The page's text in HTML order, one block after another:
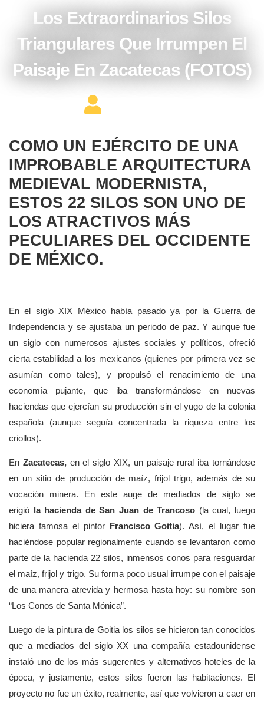
Los Extraordinarios Silos
Triangulares Que Irrumpen El
Paisaje En Zacatecas (FOTOS)
COMO UN EJÉRCITO DE UNA
IMPROBABLE ARQUITECTURA
MEDIEVAL MODERNISTA,
ESTOS 22 SILOS SON UNO DE
LOS ATRACTIVOS MÁS
PECULIARES DEL OCCIDENTE
DE MÉXICO.
En el siglo XIX México había pasado ya por la Guerra de
Independencia y se ajustaba un periodo de paz. Y aunque fue
un siglo con numerosos ajustes sociales y políticos, ofreció
cierta estabilidad a los mexicanos (quienes por primera vez se
asumían como tales), y propulsó el renacimiento de una
economía pujante, que iba transformándose en nuevas
haciendas que ejercían su producción sin el yugo de la colonia
española (aunque seguía concentrada la riqueza entre los
criollos).
En Zacatecas,en el siglo XIX, un paisaje rural iba tornándose
en un sitio de producción de maíz, frijol trigo, además de su
vocación minera. En este auge de mediados de siglo se
erigió la hacienda de San Juan de Trancoso (la cual, luego
hiciera famosa el pintor Francisco Goitia). Así, el lugar fue
haciéndose popular regionalmente cuando se levantaron como
parte de la hacienda 22 silos, inmensos conos para resguardar
el maíz, frijol y trigo. Su forma poco usual irrumpe con el paisaje
de una manera atrevida y hermosa hasta hoy: su nombre son
“Los Conos de Santa Mónica”.
Luego de la pintura de Goitia los silos se hicieron tan conocidos
que a mediados del siglo XX una compañía estadounidense
instaló uno de los más sugerentes y alternativos hoteles de la
época, y justamente, estos silos fueron las habitaciones. El
proyecto no fue un éxito, realmente, así que volvieron a caer en